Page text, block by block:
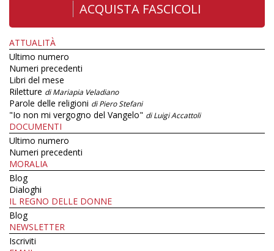
ACQUISTA FASCICOLI
ATTUALITÀ
Ultimo numero
Numeri precedenti
Libri del mese
Riletture di Mariapia Veladiano
Parole delle religioni di Piero Stefani
"Io non mi vergogno del Vangelo" di Luigi Accattoli
DOCUMENTI
Ultimo numero
Numeri precedenti
MORALIA
Blog
Dialoghi
IL REGNO DELLE DONNE
Blog
NEWSLETTER
Iscriviti